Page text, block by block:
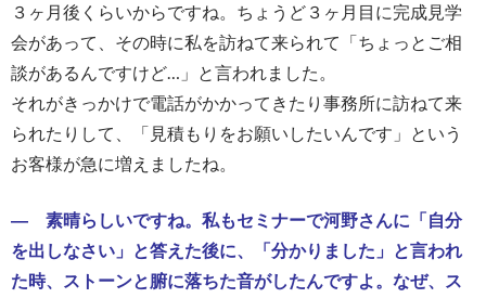
３ヶ月後くらいからですね。ちょうど３ヶ月目に完成見学
会があって、その時に私を訪ねて来られて「ちょっとご相
談があるんですけど…」と言われました。
それがきっかけで電話がかかってきたり事務所に訪ねて来
られたりして、「見積もりをお願いしたいんです」という
お客様が急に増えましたね。
― 素晴らしいですね。私もセミナーで河野さんに「自分
を出しなさい」と答えた後に、「分かりました」と言われ
た時、ストーンと腑に落ちた音がしたんですよ。なぜ、ス